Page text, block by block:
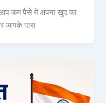
आप कम पैसे में अपना खुद का
आपके पास